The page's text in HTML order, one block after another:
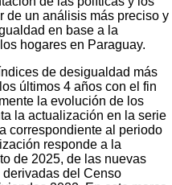
de un análisis más preciso y
en base a la
hogares en Paraguay.
de desigualdad más
últimos 4 años con el fin
la evolución de los
la actualización en la serie
correspondiente al periodo
responde a la
de 2025, de las nuevas
del Censo